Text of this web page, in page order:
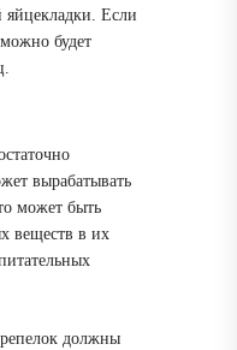
яйцекладки. Если
будет
вырабатывать
может быть
веществ в их
должны